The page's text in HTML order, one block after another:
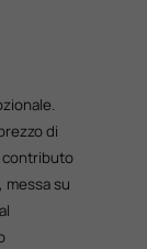
di
contributo
messa su